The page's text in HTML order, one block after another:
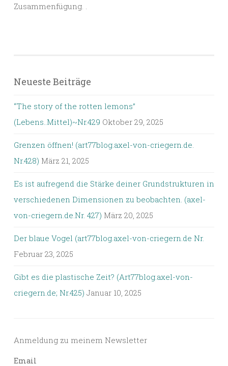
Zusammenfügung. .
Neueste Beiträge
“The story of the rotten lemons”
(Lebens..Mittel)~Nr.429 Oktober 29, 2025
Grenzen öffnen! (art77blog.axel-von-criegern.de.
Nr.428) März 21, 2025
Es ist aufregend die Stärke deiner Grundstrukturen in
verschiedenen Dimensionen zu beobachten. (axel-
von-criegern.de.Nr. 427) März 20, 2025
Der blaue Vogel (art77blog.axel-von-criegern.de Nr.
Februar 23, 2025
Gibt es die plastische Zeit? (Art77blog.axel-von-
criegern.de; Nr.425) Januar 10, 2025
Anmeldung zu meinem Newsletter
Email